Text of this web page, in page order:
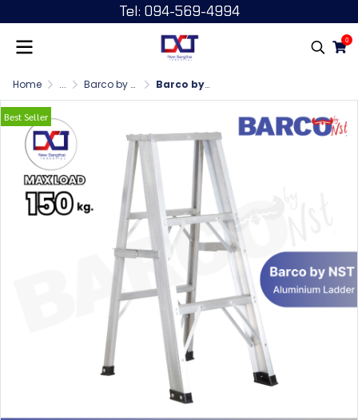
Tel: 094-569-4994
0
Home ... Barco by NST บันไดพับ หนา 1.8 มม. 1 ทาง Barco by NST บันไดพับ 1 ทาง 3 ฟุต
Best Seller